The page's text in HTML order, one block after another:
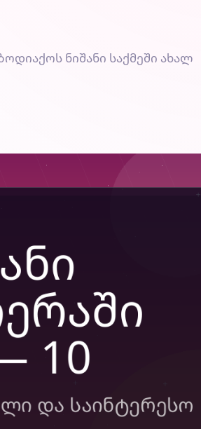
ნიშანი საქმეში ახალ